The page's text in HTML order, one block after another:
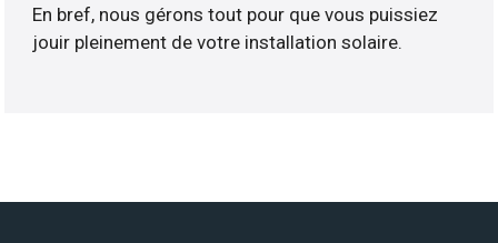
En bref, nous gérons tout pour que vous puissiez
jouir pleinement de votre installation solaire.